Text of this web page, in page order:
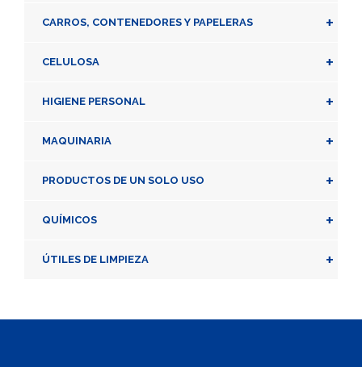
+
CARROS, CONTENEDORES Y PAPELERAS
+
CELULOSA
+
HIGIENE PERSONAL
+
MAQUINARIA
+
PRODUCTOS DE UN SOLO USO
+
QUÍMICOS
+
ÚTILES DE LIMPIEZA